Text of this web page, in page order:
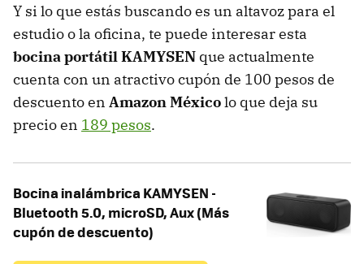
Y si lo que estás buscando es un altavoz para el
estudio o la oficina, te puede interesar esta
bocina portátil KAMYSEN que actualmente
cuenta con un atractivo cupón de 100 pesos de
descuento en Amazon Méxicolo que deja su
precio en 189 pesos.
Bocina inalámbrica KAMYSEN -
Bluetooth 5.0, microSD, Aux (Más
cupón de descuento)